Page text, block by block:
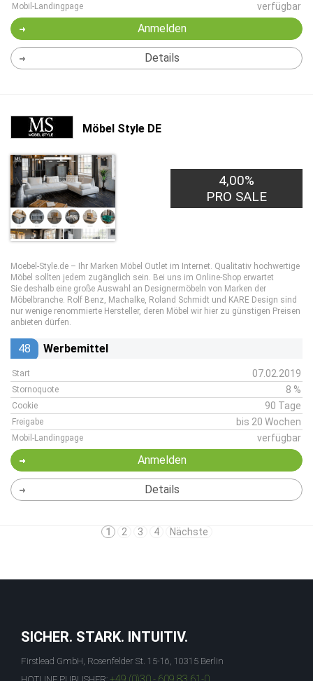
Mobil-Landingpage verfügbar
Anmelden
Details
Möbel Style DE
4,00%
PRO SALE
Moebel-Style.de – Ihr Marken Möbel Outlet im Internet. Qualitativ hochwertige
Möbel sollten jedem zugänglich sein. Bei uns im Online-Shop erwartet
Sie deshalb eine große Auswahl an Designermöbeln von Marken der
Möbelbranche. Rolf Benz, Machalke, Roland Schmidt und KARE Design sind
nur wenige renommierte Hersteller, deren Möbel wir hier zu günstigen Preisen
anbieten dürfen.
48 Werbemittel
Start 07.02.2019
Stornoquote 8 %
Cookie 90 Tage
Freigabe bis 20 Wochen
Mobil-Landingpage verfügbar
Anmelden
Details
1 2 3 4 Nächste
SICHER. STARK. INTUITIV.
Firstlead GmbH, Rosenfelder St. 15-16, 10315 Berlin